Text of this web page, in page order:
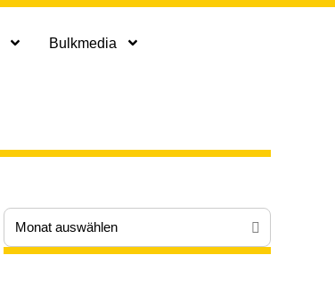
Bulkmedia